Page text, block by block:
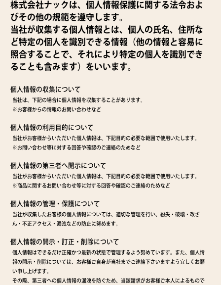
株式会社ナックは、個人情報保護に関する法令およ
びその他の規範を遵守します。
当社が収集する個人情報とは、個人の氏名、住所な
ど特定の個人を識別できる情報（他の情報と容易に
照合することで、それにより特定の個人を識別でき
ることも含みます）をいいます。
個人情報の収集について
当社は、下記の場合に個人情報を収集することがあります。
※お客様からの情報のお問い合わせなど
個人情報の利用目的について
当社がお客様からいただいた個人情報は、下記目的の必要な範囲で使用いたします。
※お問い合わせ等に対する回答や確認のご連絡のためなど
個人情報の第三者へ開示について
当社がお客様からいただいた個人情報は、下記目的の必要な範囲で使用いたします。
※商品に関するお問い合わせ等に対する回答や確認のご連絡のためなど
個人情報の管理・保護について
当社が収集したお客様の個人情報については、適切な管理を行い、紛失・破壊・改ざ
ん・不正アクセス・漏洩などの防止に努めます。
個人情報の開示・訂正・削除について
個人情報はできるだけ正確かつ最新の状態で管理するよう努めています。また、個人情
報の開示・削除については、お客様ご自身が当社までご連絡下さいますよう宜しくお願
い申し上げます。
その際、第三者への個人情報の漏洩を防ぐため、当該請求がお客様ご本人によるもので